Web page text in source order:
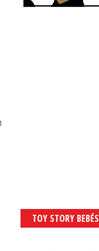
TOY STORY BEBÉS